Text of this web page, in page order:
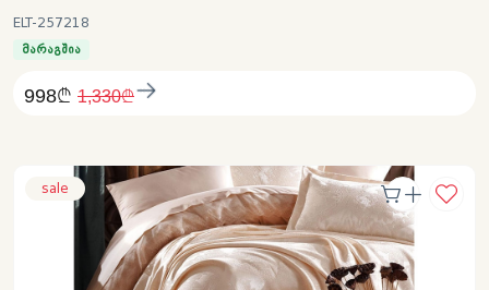
ELT-257218
მარაგშია
998₾ 1,330₾
sale